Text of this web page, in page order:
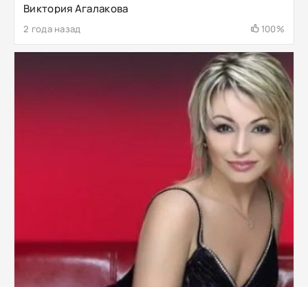
Виктория Агалакова
2 года назад 100%